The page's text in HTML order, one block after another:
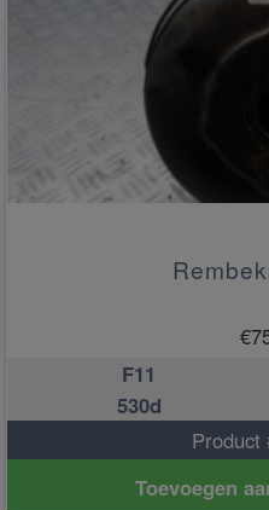
€
F11
530d
Product
Toevoegen